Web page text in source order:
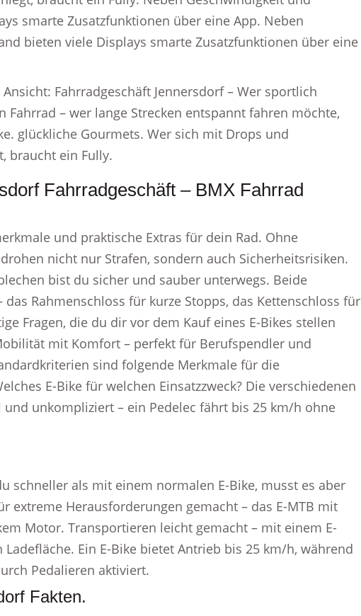
smarte Zusatzfunktionen über eine App. Neben
bieten viele Displays smarte Zusatzfunktionen über eine
Fahrradgeschäft Jennersdorf – Wer sportlich
Fahrrad – wer lange Strecken entspannt fahren möchte,
glückliche Gourmets. Wer sich mit Drops und
braucht ein Fully.
Fahrradgeschäft – BMX Fahrrad
und praktische Extras für dein Rad. Ohne
nicht nur Strafen, sondern auch Sicherheitsrisiken.
bist du sicher und sauber unterwegs. Beide
das Rahmenschloss für kurze Stopps, das Kettenschloss für
Fragen, die du dir vor dem Kauf eines E-Bikes stellen
mit Komfort – perfekt für Berufspendler und
sind folgende Merkmale für die
E-Bike für welchen Einsatzzweck? Die verschiedenen
und unkompliziert – ein Pedelec fährt bis 25 km/h ohne
schneller als mit einem normalen E-Bike, musst es aber
extreme Herausforderungen gemacht – das E-MTB mit
Motor. Transportieren leicht gemacht – mit einem E-
Ein E-Bike bietet Antrieb bis 25 km/h, während
Pedalieren aktiviert.
Fakten.